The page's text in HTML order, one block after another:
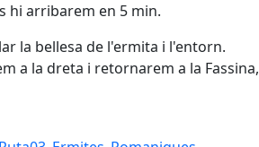
hi arribarem en 5 min.
la bellesa de l'ermita i l'entorn.
a la dreta i retornarem a la Fassina,